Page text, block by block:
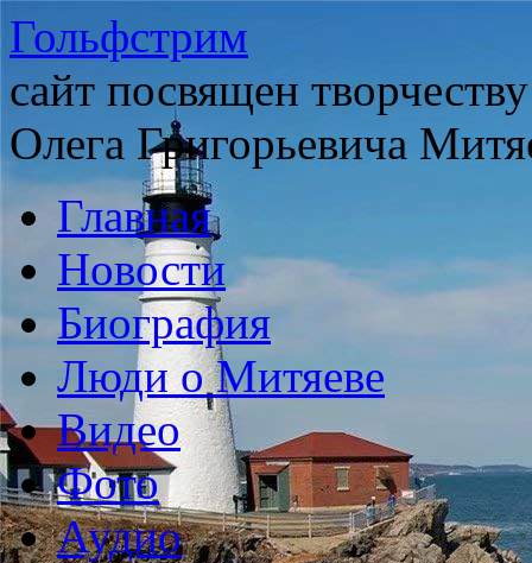
Гольфстрим
сайт посвящен
Олега Григорьевича
Главная
Новости
Биография
Люди о Митяеве
Видео
Фото
Аудио